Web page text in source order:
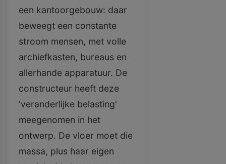
een kantoorgebouw: daar
beweegt een constante
stroom mensen, met volle
archiefkasten, bureaus en
allerhande apparatuur. De
constructeur heeft deze
'veranderlijke belasting'
meegenomen in het
ontwerp. De vloer moet die
massa, plus haar eigen